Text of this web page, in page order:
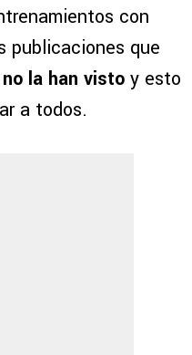
con
publicaciones que
no la han visto y esto
a todos.